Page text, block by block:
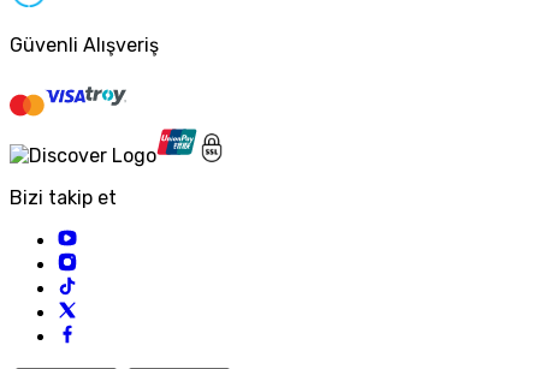
Güvenli Alışveriş
Bizi takip et